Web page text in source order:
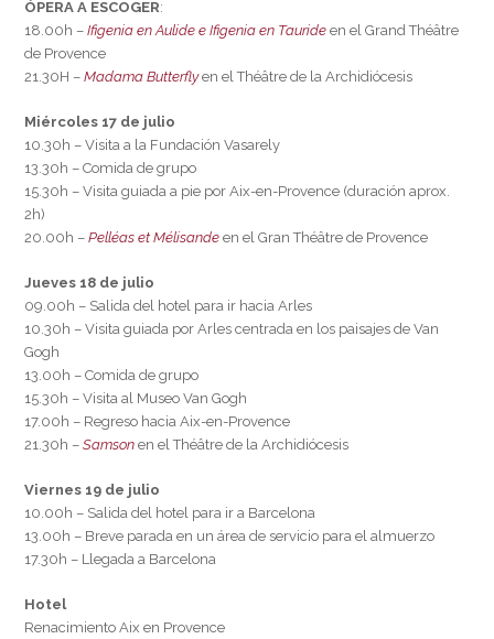
ÓPERA A ESCOGER:
18.00h – Ifigenia en Aulide e Ifigenia en Tauride en el Grand Théâtre
de Provence
21.30H –Madama Butterflyen el Théâtre de la Archidiócesis
Miércoles 17 de julio
10.30h – Visita a la Fundación Vasarely
13.30h – Comida de grupo
15.30h – Visita guiada a pie por Aix-en-Provence (duración aprox.
2h)
20.00h –Pelléas et Mélisande en el Gran Théâtre de Provence
Jueves 18 de julio
09.00h – Salida del hotel para ir hacia Arles
10.30h – Visita guiada por Arles centrada en los paisajes de Van
Gogh
13.00h – Comida de grupo
15.30h – Visita al Museo Van Gogh
17.00h – Regreso hacia Aix-en-Provence
21.30h –Samson en el Théâtre de la Archidiócesis
​Viernes 19 de julio
10.00h – Salida del hotel para ir a Barcelona
13.00h – Breve parada en un área de servicio para el almuerzo
17.30h – Llegada a Barcelona
Hotel
Renacimiento Aix en Provence